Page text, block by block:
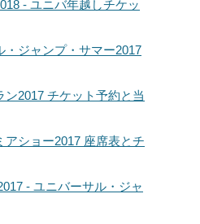
- ユニバ年越しチケッ
・ジャンプ・サマー2017
2017 チケット予約と当
ショー2017 座席表とチ
- ユニバーサル・ジャ